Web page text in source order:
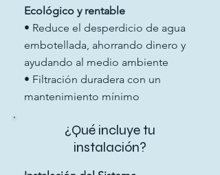
Ecológico y rentable
• Reduce el desperdicio de agua
embotellada, ahorrando dinero y
ayudando al medio ambiente
• Filtración duradera con un
mantenimiento mínimo
¿Qué incluye tu
instalación?